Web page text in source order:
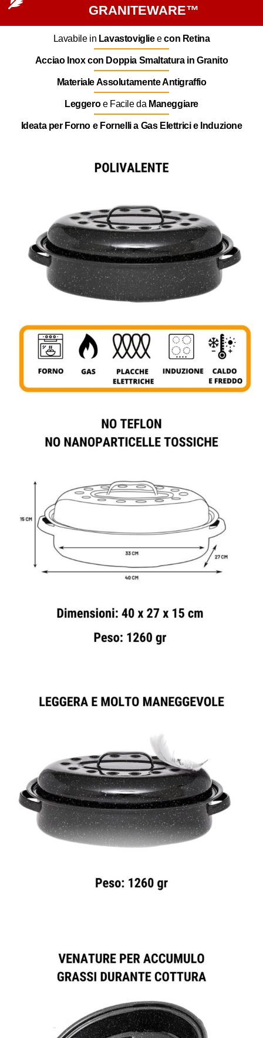
GRANITEWARE™
Lavabile in Lavastoviglieecon Retina
Acciao Inox con Doppia Smaltatura in Granito
Materiale Assolutamente Antigraffio
Leggeroe Facile da Maneggiare
Ideata per Forno e Fornelli a Gas Elettrici e Induzione